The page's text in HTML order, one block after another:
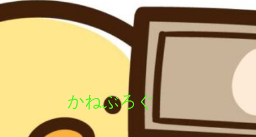
かねぶろぐ